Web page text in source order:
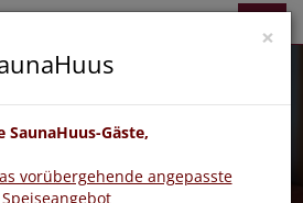
×
SaunaHuus-Gäste,
vorübergehende angepasste
Speiseangebot